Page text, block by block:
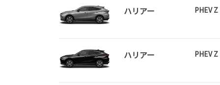
ハリアー PHEV Z
ハリアー PHEV Z